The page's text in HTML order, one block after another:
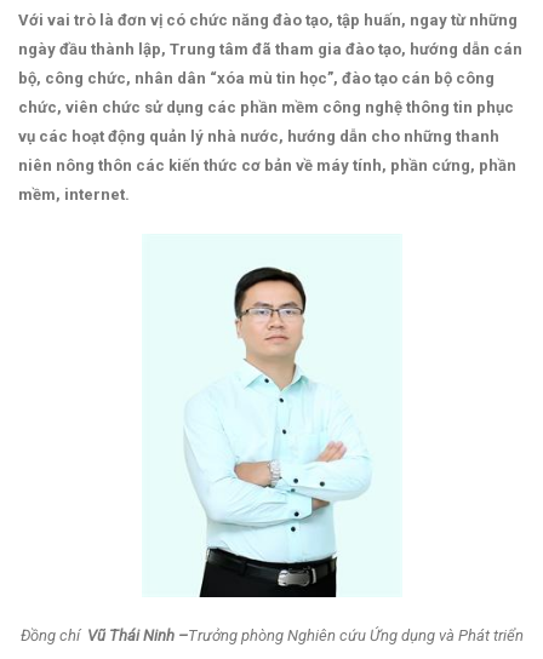
Với vai trò là đơn vị có chức năng đào tạo, tập huấn, ngay từ những
ngày đầu thành lập, Trung tâm đã tham gia đào tạo, hướng dẫn cán
bộ, công chức, nhân dân “xóa mù tin học”, đào tạo cán bộ công
chức, viên chức sử dụng các phần mềm công nghệ thông tin phục
vụ các hoạt động quản lý nhà nước, hướng dẫn cho những thanh
niên nông thôn các kiến thức cơ bản về máy tính, phần cứng, phần
mềm, internet.
Đồng chíVũ Thái Ninh –Trưởng phòng Nghiên cứu Ứng dụng và Phát triển